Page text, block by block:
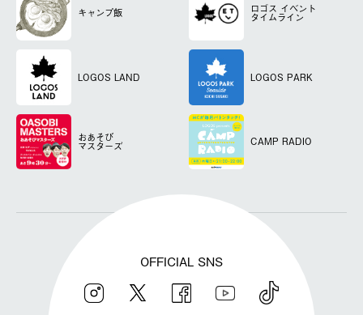
キャンプ飯 ロゴス イベント
タイムライン
LOGOS LAND LOGOS PARK
おあそび
マスターズ CAMP RADIO
OFFICIAL SNS